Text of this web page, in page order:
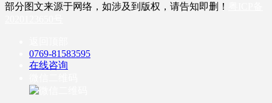
部分图文来源于网络，如涉及到版权，请告知即删！
0769-81583595
在线咨询